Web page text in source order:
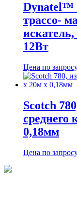
Dynatel™
трассо-
12Вт
Цена по
Scotch
среднего
0,18мм
Цена по